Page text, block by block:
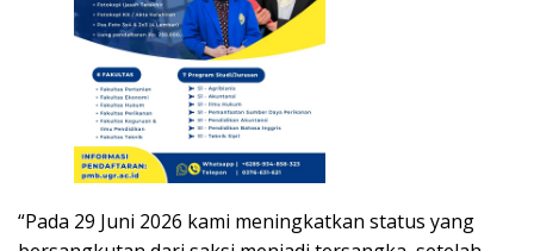
“Pada 29 Juni 2026 kami meningkatkan status yang